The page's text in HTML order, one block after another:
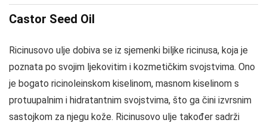
Castor Seed Oil
Ricinusovo ulje dobiva se iz sjemenki biljke ricinusa, koja je
poznata po svojim ljekovitim i kozmetičkim svojstvima. Ono
je bogato ricinoleinskom kiselinom, masnom kiselinom s
protuupalnim i hidratantnim svojstvima, što ga čini izvrsnim
sastojkom za njegu kože. Ricinusovo ulje također sadrži